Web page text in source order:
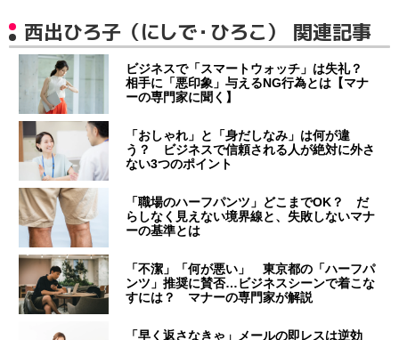
西出ひろ子（にしで・ひろこ） 関連記事
ビジネスで「スマートウォッチ」は失礼？
相手に「悪印象」与えるNG行為とは【マナ
ーの専門家に聞く】
「おしゃれ」と「身だしなみ」は何が違
う？ ビジネスで信頼される人が絶対に外さ
ない3つのポイント
「職場のハーフパンツ」どこまでOK？ だ
らしなく見えない境界線と、失敗しないマナ
ーの基準とは
「不潔」「何が悪い」 東京都の「ハーフパ
ンツ」推奨に賛否…ビジネスシーンで着こな
すには？ マナーの専門家が解説
「早く返さなきゃ」メールの即レスは逆効